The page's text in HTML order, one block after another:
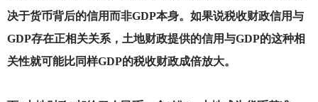
决于货币背后的信用而非GDP本身。如果说税收财政信用与
GDP存在正相关关系，土地财政提供的信用与GDP的这种相
关性就可能比同样GDP的税收财政成倍放大。